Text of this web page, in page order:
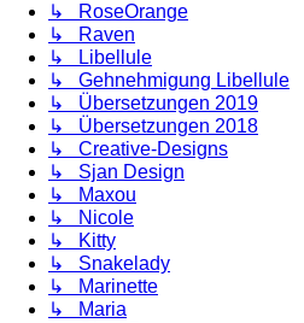
↳ RoseOrange
↳ Raven
↳ Libellule
↳ Gehnehmigung Libellule
↳ Übersetzungen 2019
↳ Übersetzungen 2018
↳ Creative-Designs
↳ Sjan Design
↳ Maxou
↳ Nicole
↳ Kitty
↳ Snakelady
↳ Marinette
↳ Maria